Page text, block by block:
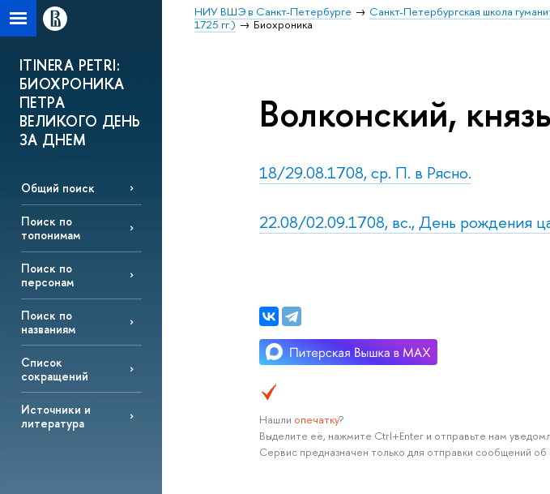
НИУ ВШЭ в Санкт-Петербурге Санкт-Петербургская школа
1725 гг.)
Биохроника
ITINERA PETRI:
БИОХРОНИКА
ПЕТРА
ВЕЛИКОГО ДЕНЬ
ЗА ДНЕМ
Общий поиск
Поиск по
топонимам
Поиск по
персонам
Поиск по
названиям
Список
сокращений
Источники и
литература
Волконский,
18/29.08.1708, ср. П. в Рясно.
22.08/02.09.1708, вс., День рождения
Нашли опечатку?
Выделите её, нажмите Ctrl+Enter и отправьте нам
Сервис предназначен только для отправки сообщений